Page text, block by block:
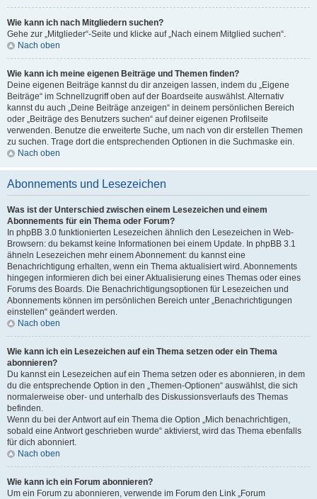
Wie kann ich nach Mitgliedern suchen?
Gehe zur „Mitglieder“-Seite und klicke auf „Nach einem Mitglied suchen“.
Nach oben
Wie kann ich meine eigenen Beiträge und Themen finden?
Deine eigenen Beiträge kannst du dir anzeigen lassen, indem du „Eigene
Beiträge“ im Schnellzugriff oben auf der Boardseite auswählst. Alternativ
kannst du auch „Deine Beiträge anzeigen“ in deinem persönlichen Bereich
oder „Beiträge des Benutzers suchen“ auf deiner eigenen Profilseite
verwenden. Benutze die erweiterte Suche, um nach von dir erstellen Themen
zu suchen. Trage dort die entsprechenden Optionen in die Suchmaske ein.
Nach oben
Abonnements und Lesezeichen
Was ist der Unterschied zwischen einem Lesezeichen und einem
Abonnements für ein Thema oder Forum?
In phpBB 3.0 funktionierten Lesezeichen ähnlich den Lesezeichen in Web-
Browsern: du bekamst keine Informationen bei einem Update. In phpBB 3.1
ähneln Lesezeichen mehr einem Abonnement: du kannst eine
Benachrichtigung erhalten, wenn ein Thema aktualisiert wird. Abonnements
hingegen informieren dich bei einer Aktualisierung eines Themas oder eines
Forums des Boards. Die Benachrichtigungsoptionen für Lesezeichen und
Abonnements können im persönlichen Bereich unter „Benachrichtigungen
einstellen“ geändert werden.
Nach oben
Wie kann ich ein Lesezeichen auf ein Thema setzen oder ein Thema
abonnieren?
Du kannst ein Lesezeichen auf ein Thema setzen oder es abonnieren, in dem
du die entsprechende Option in den „Themen-Optionen“ auswählst, die sich
normalerweise ober- und unterhalb des Diskussionsverlaufs des Themas
befinden.
Wenn du bei der Antwort auf ein Thema die Option „Mich benachrichtigen,
sobald eine Antwort geschrieben wurde“ aktivierst, wird das Thema ebenfalls
für dich abonniert.
Nach oben
Wie kann ich ein Forum abonnieren?
Um ein Forum zu abonnieren, verwende im Forum den Link „Forum